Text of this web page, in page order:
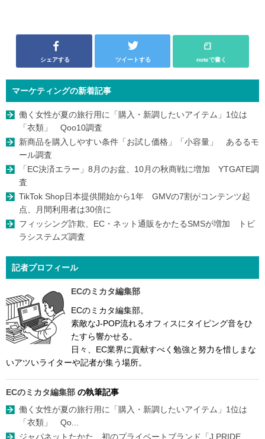
シェアする ツイートする noteで書く
マーケティングの新着記事
働く女性が夏の旅行用に「購入・新調したいアイテム」1位は
「衣類」 Qoo10調査
新商品を購入しやすい条件「お試し価格」「小容量」 あるるモ
ール調査
「EC決済エラー」8月のお盆、10月の秋商戦に増加 YTGATE調
査
TikTok Shop日本提供開始から1年 GMVの7割がコンテンツ起
点、月間利用者は30倍に
フィッシング詐欺、EC・ネット通販をかたるSMSが増加 トビ
ラシステムズ調査
記者プロフィール
ECのミカタ編集部
ECのミカタ編集部。
素敵なJ-POP流れるオフィスにタイピング音をひ
たすら響かせる。
日々、EC業界に貢献すべく勉強と努力を惜しまな
いアツいライターや記者が集う場所。
ECのミカタ編集部 の執筆記事
働く女性が夏の旅行用に「購入・新調したいアイテム」1位は
「衣類」 Qo...
ジャパネットたかた、初のプライベートブランド「J PRIDE